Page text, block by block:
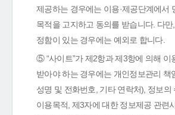
제공하는 경우에는 이용·제공단계에서
목적을 고지하고 동의를 받습니다. 다만
정함이 있는 경우에는 예외로 합니다.
⑤ “사이트”가 제2항과 제3항에 의해 이
받아야 하는 경우에는 개인정보관리 책
성명 및 전화번호, 기타 연락처), 정보의
이용목적, 제3자에 대한 정보제공 관련